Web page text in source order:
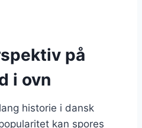
på
i ovn
historie i dansk
kan spores